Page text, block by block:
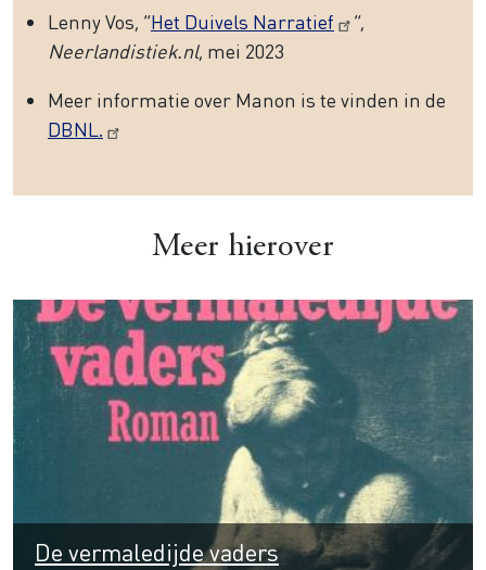
Lenny Vos, “Het Duivels Narratief
”,
Neerlandistiek.nl, mei 2023
Meer informatie over Manon is te vinden in de
DBNL.
Meer hierover
De vermaledijde vaders